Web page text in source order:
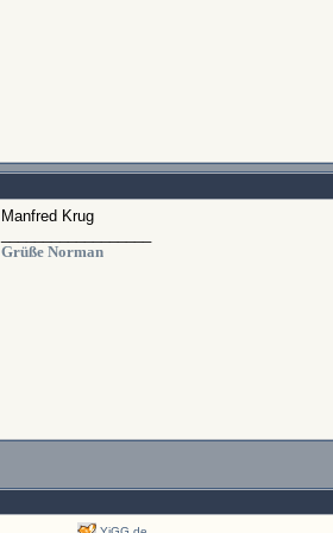
Manfred Krug
Grüße Norman